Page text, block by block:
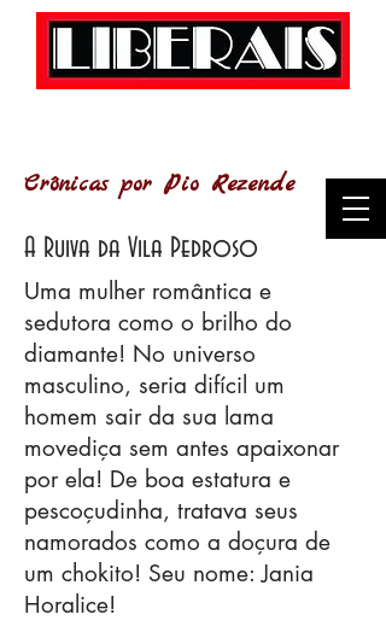
Crônicas por Pio Rezende
A Ruiva da Vila Pedroso
Uma mulher romântica e
sedutora como o brilho do
diamante! No universo
masculino, seria difícil um
homem sair da sua lama
movediça sem antes apaixonar
por ela! De boa estatura e
pescoçudinha, tratava seus
namorados como a doçura de
um chokito! Seu nome: Jania
Horalice!